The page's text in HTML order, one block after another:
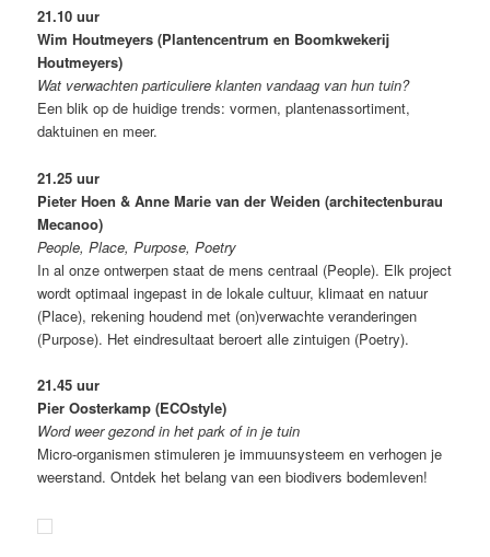
21.10 uur
Wim Houtmeyers (Plantencentrum en Boomkwekerij
Houtmeyers)
Wat verwachten particuliere klanten vandaag van hun tuin?
Een blik op de huidige trends: vormen, plantenassortiment,
daktuinen en meer.
21.25 uur
Pieter Hoen & Anne Marie van der Weiden (architectenburau
Mecanoo)
People, Place, Purpose, Poetry
In al onze ontwerpen staat de mens centraal (People). Elk project
wordt optimaal ingepast in de lokale cultuur, klimaat en natuur
(Place), rekening houdend met (on)verwachte veranderingen
(Purpose). Het eindresultaat beroert alle zintuigen (Poetry).
21.45 uur
Pier Oosterkamp (ECOstyle)
Word weer gezond in het park of in je tuin
Micro-organismen stimuleren je immuunsysteem en verhogen je
weerstand. Ontdek het belang van een biodivers bodemleven!